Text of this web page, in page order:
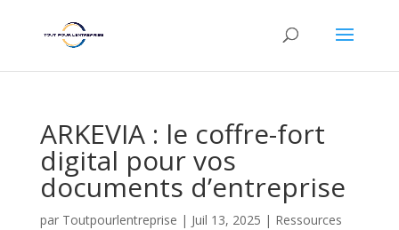
ARKEVIA : le coffre-fort
digital pour vos
documents d’entreprise
par Toutpourlentreprise | Juil 13, 2025 | Ressources